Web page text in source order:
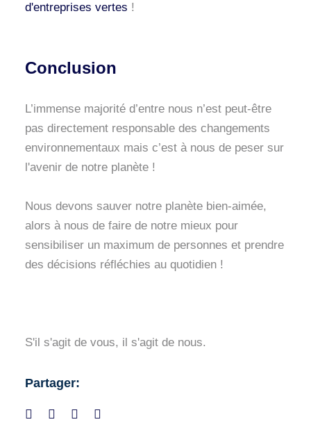
d'entreprises vertes !
Conclusion
L’immense majorité d’entre nous n’est peut-être
pas directement responsable des changements
environnementaux mais c’est à nous de peser sur
l'avenir de notre planète !
Nous devons sauver notre planète bien-aimée,
alors à nous de faire de notre mieux pour
sensibiliser un maximum de personnes et prendre
des décisions réfléchies au quotidien !
S'il s'agit de vous, il s'agit de nous.
Partager: